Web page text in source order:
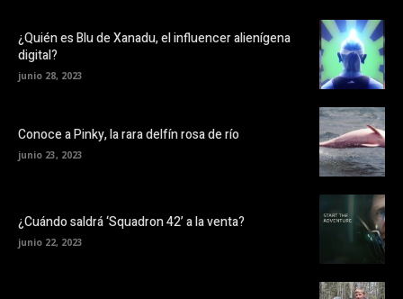
¿Quién es Blu de Xanadu, el influencer alienígena
digital?
junio 28, 2023
Conoce a Pinky, la rara delfín rosa de río
junio 23, 2023
¿Cuándo saldrá ‘Squadron 42’ a la venta?
junio 22, 2023